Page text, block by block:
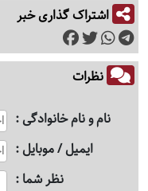
اشتراک گذاری خبر
نظرات
نام و نام خانوادگی
ایمیل / موبایل
نظر شما